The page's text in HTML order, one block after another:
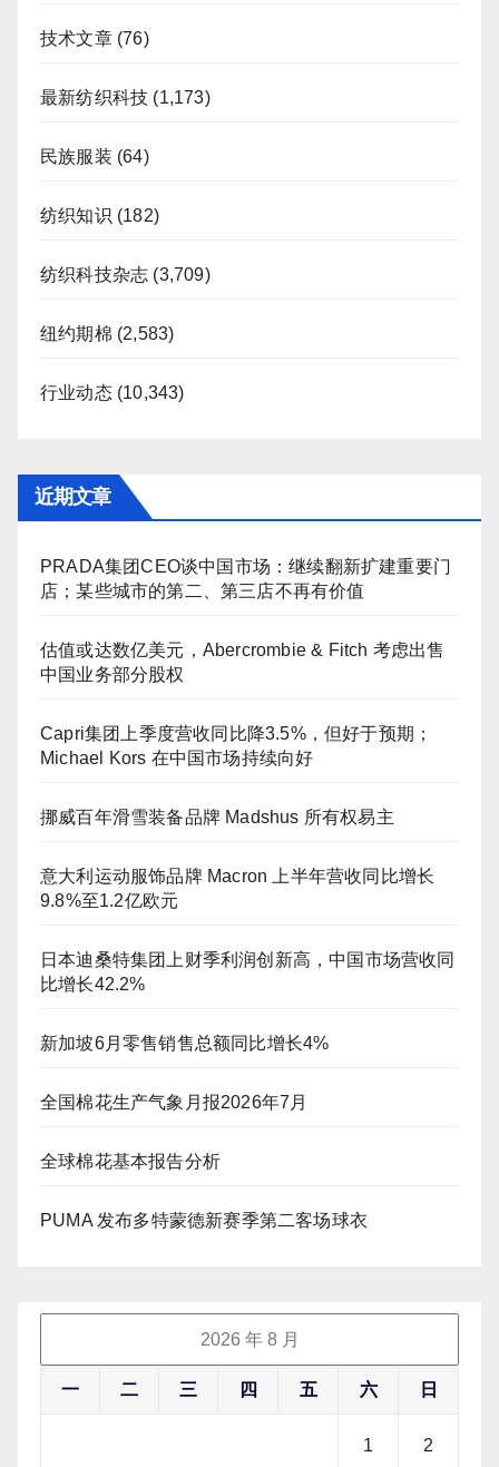
技术文章(76)
最新纺织科技 (1,173)
民族服装 (64)
纺织知识 (182)
纺织科技杂志 (3,709)
纽约期棉 (2,583)
行业动态(10,343)
近期文章
PRADA集团CEO谈中国市场：继续翻新扩建重要门
店；某些城市的第二、第三店不再有价值
估值或达数亿美元，Abercrombie & Fitch 考虑出售
中国业务部分股权
Capri集团上季度营收同比降3.5%，但好于预期；
Michael Kors 在中国市场持续向好
挪威百年滑雪装备品牌 Madshus 所有权易主
意大利运动服饰品牌 Macron 上半年营收同比增长
9.8%至1.2亿欧元
日本迪桑特集团上财季利润创新高，中国市场营收同
比增长42.2%
新加坡6月零售销售总额同比增长4%
全国棉花生产气象月报2026年7月
全球棉花基本报告分析
PUMA 发布多特蒙德新赛季第二客场球衣
2026 年 8 月
一 二 三 四 五 六 日
1 2